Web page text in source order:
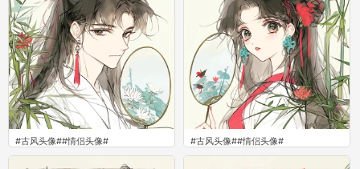
#古风头像##‍情侣头像#
0
#古风头像##‍情侣头像#
0